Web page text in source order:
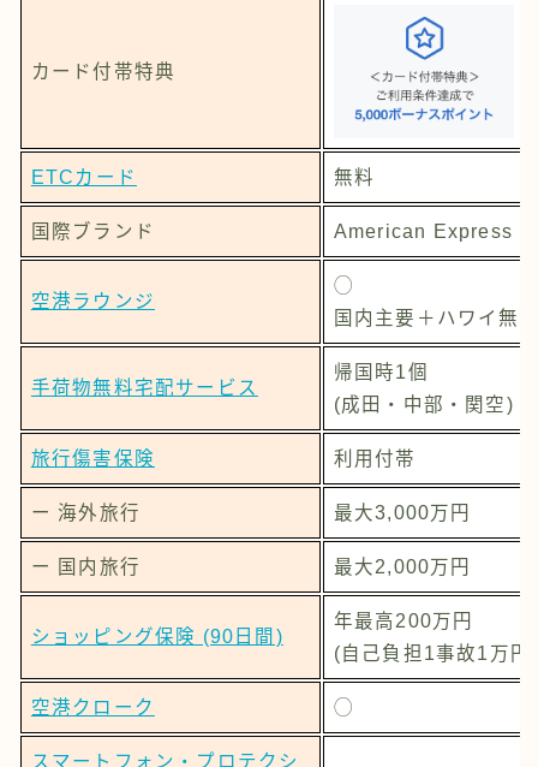
カード付帯特典
ETCカード 無料
国際ブランド American Express
空港ラウンジ
◯
国内主要＋ハワイ無
手荷物無料宅配サービス
帰国時1個
(成田・中部・関空)
旅行傷害保険 利用付帯
ー 海外旅行 最大3,000万円
ー 国内旅行 最大2,000万円
ショッピング保険 (90日間)
年最高200万円
(自己負担1事故1万円)
空港クローク ◯
スマートフォン・プロテクシ